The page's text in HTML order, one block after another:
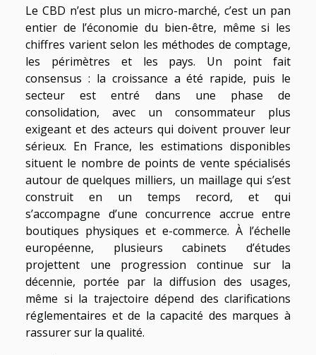
Le CBD n’est plus un micro-marché, c’est un pan
entier de l’économie du bien-être, même si les
chiffres varient selon les méthodes de comptage,
les périmètres et les pays. Un point fait
consensus : la croissance a été rapide, puis le
secteur est entré dans une phase de
consolidation, avec un consommateur plus
exigeant et des acteurs qui doivent prouver leur
sérieux. En France, les estimations disponibles
situent le nombre de points de vente spécialisés
autour de quelques milliers, un maillage qui s’est
construit en un temps record, et qui
s’accompagne d’une concurrence accrue entre
boutiques physiques et e-commerce. À l’échelle
européenne, plusieurs cabinets d’études
projettent une progression continue sur la
décennie, portée par la diffusion des usages,
même si la trajectoire dépend des clarifications
réglementaires et de la capacité des marques à
rassurer sur la qualité.